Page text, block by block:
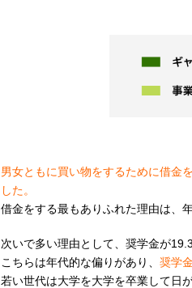
男女ともに買い物をするために借金
した。
借金をする最もありふれた理由は、
次いで多い理由として、奨学金が
こちらは年代的な偏りがあり、 奨学
若い世代は大学を大学を卒業して日